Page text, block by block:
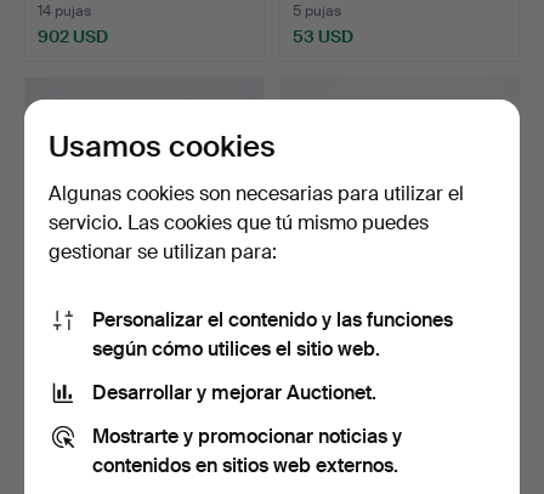
14 pujas
902 USD
5 pujas
53 USD
GARGANCHILLAS, TRES
PIEZAS, PLATA.
Subastado 1 jun 2026
85 USD
COLLAR, ORO DE 18 K, 2,8
Subastado 28 may 2026
232 USD
Usamos cookies
Algunas cookies son necesarias para utilizar el
servicio. Las cookies que tú mismo puedes
gestionar se utilizan para:
Personalizar el contenido y las funciones
según cómo utilices el sitio web.
Desarrollar y mejorar Auctionet.
Mostrarte y promocionar noticias y
contenidos en sitios web externos.